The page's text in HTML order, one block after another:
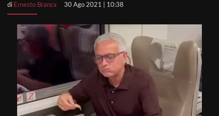
di Ernesto Branca 30 Ago 2021 | 10:38